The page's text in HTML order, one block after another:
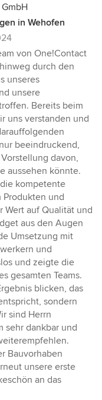
in Wehofen
von One!Contact
durch den
unseres
unsere
Bereits beim
uns verstanden und
beeindruckend,
davon,
aussehen könnte.
kompetente
Produkten und
Wert auf Qualität und
aus den Augen
Umsetzung mit
und
und zeigte die
gesamten Teams.
blicken, das
sondern
sind Herrn
sehr dankbar und
Bauvorhaben
unsere erste
an das